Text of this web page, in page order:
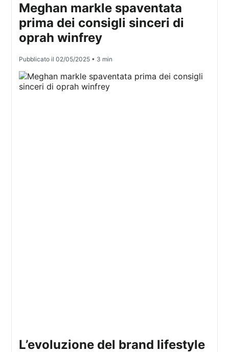
Meghan markle spaventata
prima dei consigli sinceri di
oprah winfrey
Pubblicato il02/05/2025 • 3 min
l’evoluzione del brand lifestyle